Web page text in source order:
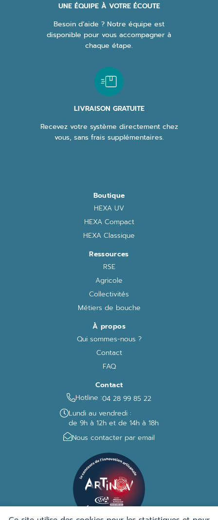
UNE ÉQUIPE À VOTRE ÉCOUTE
Besoin d’aide ? Notre équipe est
disponible pour vous accompagner à
chaque étape.
LIVRAISON GRATUITE
Recevez votre système directement chez
vous, sans frais supplémentaires.
Boutique
HEXA UV
HEXA Compact
HEXA Classique
Ressources
RSE
Agricole
Collectivités
Métiers de bouche
À propos
Qui sommes-nous ?
Contact
FAQ
Contact
Hotline :04 28 99 85 22
Lundi au vendredi :
de 9h à 12h et de 14h à 18h
Nous contacter par email